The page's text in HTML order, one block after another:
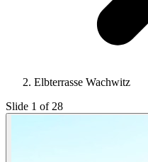
Elbterrasse Wachwitz
Slide 1 of 28